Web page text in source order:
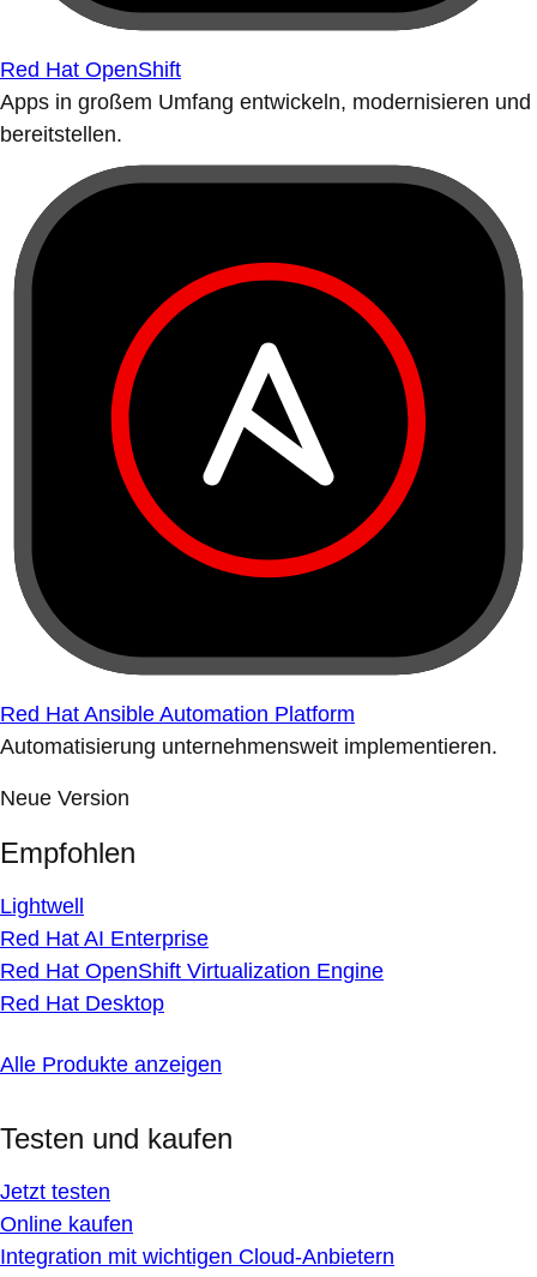
Red Hat OpenShift
Apps in großem Umfang entwickeln, modernisieren und
bereitstellen.
Red Hat Ansible Automation Platform
Automatisierung unternehmensweit implementieren.
Neue Version
Empfohlen
Lightwell
Red Hat AI Enterprise
Red Hat OpenShift Virtualization Engine
Red Hat Desktop
Alle Produkte anzeigen
Testen und kaufen
Jetzt testen
Online kaufen
Integration mit wichtigen Cloud-Anbietern